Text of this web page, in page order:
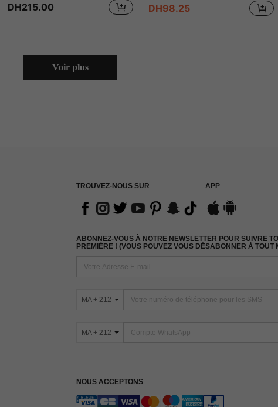
DH215.00 DH98.25
Voir plus
TROUVEZ-NOUS SUR APP
ABONNEZ-VOUS À NOTRE NEWSLETTER POUR SUIVRE
PREMIÈRE ! (VOUS POUVEZ VOUS DÉSABONNER À TOUT
MA + 212
MA + 212
NOUS ACCEPTONS